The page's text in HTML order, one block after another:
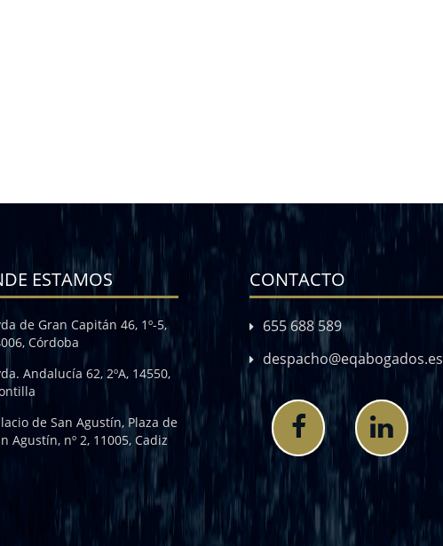
ESTAMOS
de Gran Capitán 46, 1º-5,
Córdoba
Andalucía 62, 2ºA, 14550,
de San Agustín, Plaza de
Agustín, nº 2, 11005, Cadiz
CONTACTO
655 688 589
despacho@eqabogados.es